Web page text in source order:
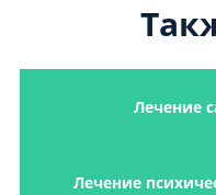
Лечение
Лечение